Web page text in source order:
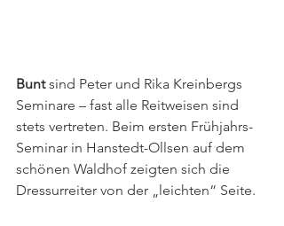
Bunt sind Peter und Rika Kreinbergs
Seminare – fast alle Reitweisen sind
stets vertreten. Beim ersten Frühjahrs-
Seminar in Hanstedt-Ollsen auf dem
schönen Waldhof zeigten sich die
Dressurreiter von der „leichten“ Seite.